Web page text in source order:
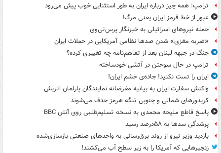
ترامپ: همه چیز درباره ایران به طور استثنایی خوب پیش می‌رود
عبور از خط قرمز ایران یعنی مرگ!
حمله نیروهای اسرائیلی به خبرنگار پرس‌تی‌وی
«ضربه مغزی» شدن صدها نظامی آمریکایی در حملات ایران
جنگ در جبهه لبنان بعد از تفاهم‌نامه چه تغییری کرده؟
ترامپ در حال سوختن در آتشی خودساخته
ایران را تست نکنید! جاده‌ی خشم ایران!
واکنش سفارت ایران به بیانیه مغرضانه نمایندگان پارلمان اتریش
کریدورهای شمالی و جنوبی تنگه هرمز حذف می‌شوند
پاسخ قاطع ملیحه محمدی به نسخه تسلیم‌طلبی روی آنتن BBC
پرشدگی سدها به ۵۸درصد رسید
بازدید وزیر نیرو از روند برق‌رسانی به واحدهای صنعتی بازسازی‌شده
زنجیرهایی که آمریکا را به زیر سطح آب می‌کشند!